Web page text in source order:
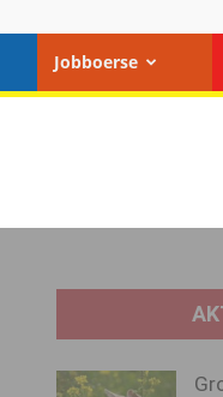
Jobboerse